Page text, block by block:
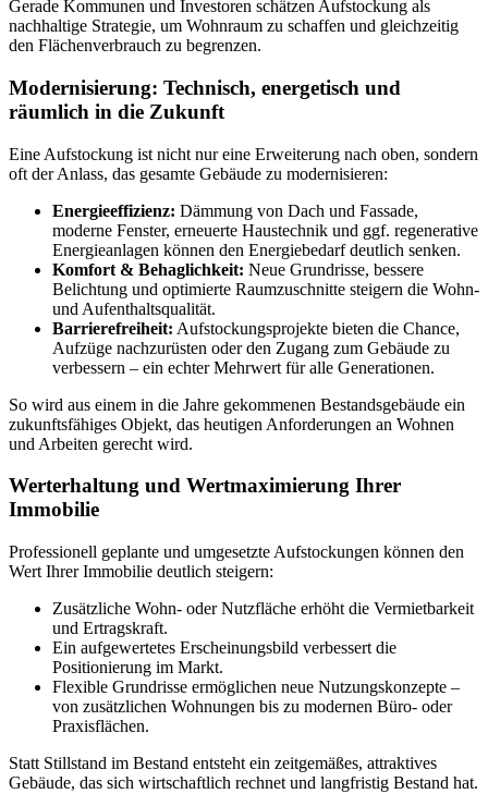
Gerade Kommunen und Investoren schätzen Aufstockung als
nachhaltige Strategie, um Wohnraum zu schaffen und gleichzeitig
den Flächenverbrauch zu begrenzen.
Modernisierung: Technisch, energetisch und
räumlich in die Zukunft
Eine Aufstockung ist nicht nur eine Erweiterung nach oben, sondern
oft der Anlass, das gesamte Gebäude zu modernisieren:
Energieeffizienz: Dämmung von Dach und Fassade,
moderne Fenster, erneuerte Haustechnik und ggf. regenerative
Energieanlagen können den Energiebedarf deutlich senken.
Komfort & Behaglichkeit: Neue Grundrisse, bessere
Belichtung und optimierte Raumzuschnitte steigern die Wohn-
und Aufenthaltsqualität.
Barrierefreiheit: Aufstockungsprojekte bieten die Chance,
Aufzüge nachzurüsten oder den Zugang zum Gebäude zu
verbessern – ein echter Mehrwert für alle Generationen.
So wird aus einem in die Jahre gekommenen Bestandsgebäude ein
zukunftsfähiges Objekt, das heutigen Anforderungen an Wohnen
und Arbeiten gerecht wird.
Werterhaltung und Wertmaximierung Ihrer
Immobilie
Professionell geplante und umgesetzte Aufstockungen können den
Wert Ihrer Immobilie deutlich steigern:
Zusätzliche Wohn- oder Nutzfläche erhöht die Vermietbarkeit
und Ertragskraft.
Ein aufgewertetes Erscheinungsbild verbessert die
Positionierung im Markt.
Flexible Grundrisse ermöglichen neue Nutzungskonzepte –
von zusätzlichen Wohnungen bis zu modernen Büro- oder
Praxisflächen.
Statt Stillstand im Bestand entsteht ein zeitgemäßes, attraktives
Gebäude, das sich wirtschaftlich rechnet und langfristig Bestand hat.